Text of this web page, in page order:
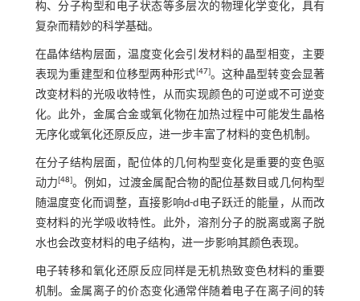
构、分子构型和电子状态等多层次的物理化学变化，具有
复杂而精妙的科学基础。
在晶体结构层面，温度变化会引发材料的晶型相变，主要
表现为重建型和位移型两种形式[47]。这种晶型转变会显著
改变材料的光吸收特性，从而实现颜色的可逆或不可逆变
化。此外，金属合金或氧化物在加热过程中可能发生晶格
无序化或氧化还原反应，进一步丰富了材料的变色机制。
在分子结构层面，配位体的几何构型变化是重要的变色驱
动力[48]。例如，过渡金属配合物的配位基数目或几何构型
随温度变化而调整，直接影响d-d电子跃迁的能量，从而改
变材料的光学吸收特性。此外，溶剂分子的脱离或离子脱
水也会改变材料的电子结构，进一步影响其颜色表现。
电子转移和氧化还原反应同样是无机热致变色材料的重要
机制。金属离子的价态变化通常伴随着电子在离子间的转